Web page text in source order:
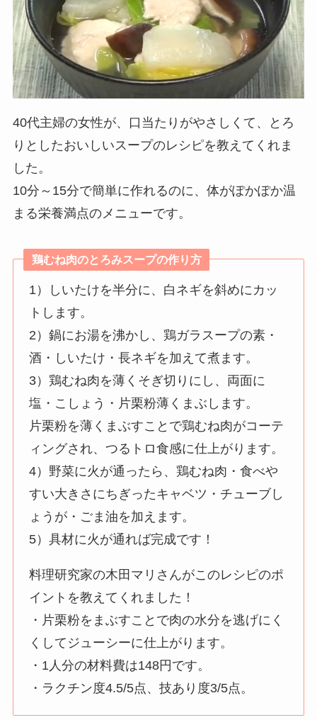
40代主婦の女性が、口当たりがやさしくて、とろ
りとしたおいしいスープのレシピを教えてくれま
した。
10分～15分で簡単に作れるのに、体がぽかぽか温
まる栄養満点のメニューです。
鶏むね肉のとろみスープの作り方
1）しいたけを半分に、白ネギを斜めにカッ
トします。
2）鍋にお湯を沸かし、鶏ガラスープの素・
酒・しいたけ・長ネギを加えて煮ます。
3）鶏むね肉を薄くそぎ切りにし、両面に
塩・こしょう・片栗粉薄くまぶします。
片栗粉を薄くまぶすことで鶏むね肉がコーテ
ィングされ、つるトロ食感に仕上がります。
4）野菜に火が通ったら、鶏むね肉・食べや
すい大きさにちぎったキャベツ・チューブし
ょうが・ごま油を加えます。
5）具材に火が通れば完成です！
料理研究家の木田マリさんがこのレシピのポ
イントを教えてくれました！
・片栗粉をまぶすことで肉の水分を逃げにく
くしてジューシーに仕上がります。
・1人分の材料費は148円です。
・ラクチン度4.5/5点、技あり度3/5点。